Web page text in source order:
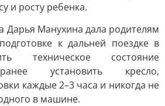
и росту ребенка.
Дарья Манухина дала родителям
к дальней поездке в
техническое состояние
установить кресло,
каждые 2–3 часа и никогда не
в машине.